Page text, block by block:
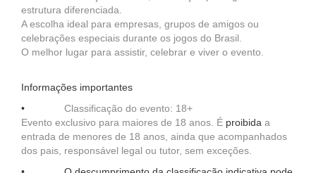
estrutura diferenciada.
A escolha ideal para empresas, grupos de amigos ou
celebrações especiais durante os jogos do Brasil.
O melhor lugar para assistir, celebrar e viver o evento.
Informações importantes
• Classificação do evento: 18+
Evento exclusivo para maiores de 18 anos. É proibida a
entrada de menores de 18 anos, ainda que acompanhados
dos pais, responsável legal ou tutor, sem exceções.